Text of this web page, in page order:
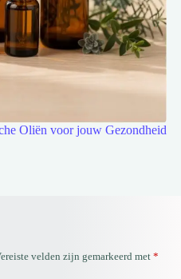
Oliën voor jouw Gezondheid
velden zijn gemarkeerd met *